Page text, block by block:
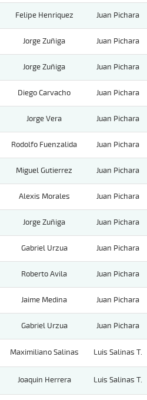
Felipe Henriquez Juan Pichara
Jorge Zuñiga Juan Pichara
Jorge Zuñiga Juan Pichara
Diego Carvacho Juan Pichara
Jorge Vera Juan Pichara
Rodolfo Fuenzalida Juan Pichara
Miguel Gutierrez Juan Pichara
Alexis Morales Juan Pichara
Jorge Zuñiga Juan Pichara
Gabriel Urzua Juan Pichara
Roberto Avila Juan Pichara
Jaime Medina Juan Pichara
Gabriel Urzua Juan Pichara
Maximiliano Salinas Luis Salinas T.
Joaquin Herrera Luis Salinas T.